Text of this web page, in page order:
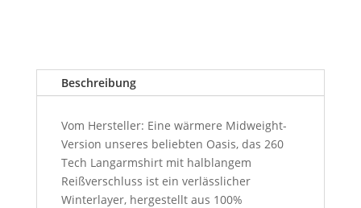
Beschreibung
Vom Hersteller: Eine wärmere Midweight-
Version unseres beliebten Oasis, das 260
Tech Langarmshirt mit halblangem
Reißverschluss ist ein verlässlicher
Winterlayer, hergestellt aus 100%